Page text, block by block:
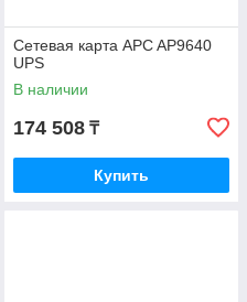
Сетевая карта APC AP9640
UPS
В наличии
174 508 ₸
Купить